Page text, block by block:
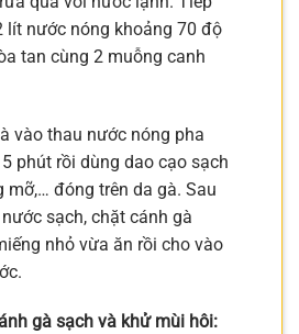
lít nước nóng khoảng 70 độ
tan cùng 2 muỗng canh
vào thau nước nóng pha
phút rồi dùng dao cạo sạch
mỡ,… đóng trên da gà. Sau
sạch, chặt cánh gà
nhỏ vừa ăn rồi cho vào
gà sạch và khử mùi hôi: